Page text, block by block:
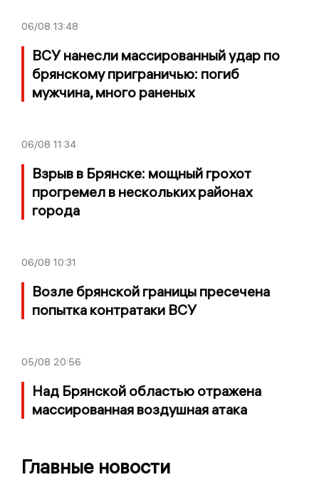
06/08 13:48
ВСУ нанесли массированный удар по
брянскому приграничью: погиб
мужчина, много раненых
06/08 11:34
Взрыв в Брянске: мощный грохот
прогремел в нескольких районах
города
06/08 10:31
Возле брянской границы пресечена
попытка контратаки ВСУ
05/08 20:56
Над Брянской областью отражена
массированная воздушная атака
Главные новости